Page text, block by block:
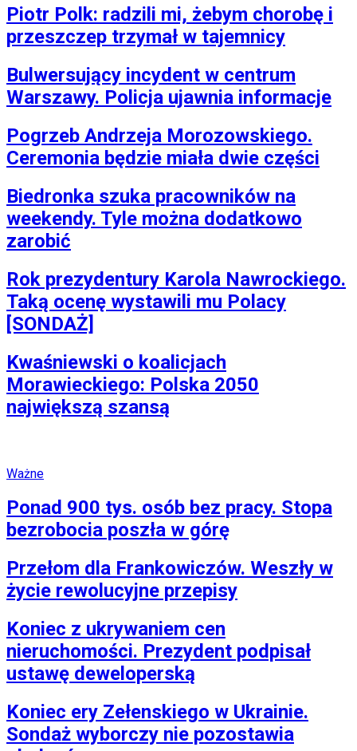
Piotr Polk: radzili mi, żebym chorobę i
przeszczep trzymał w tajemnicy
Bulwersujący incydent w centrum
Warszawy. Policja ujawnia informacje
Pogrzeb Andrzeja Morozowskiego.
Ceremonia będzie miała dwie części
Biedronka szuka pracowników na
weekendy. Tyle można dodatkowo
zarobić
Rok prezydentury Karola Nawrockiego.
Taką ocenę wystawili mu Polacy
[SONDAŻ]
Kwaśniewski o koalicjach
Morawieckiego: Polska 2050
największą szansą
Ważne
Ponad 900 tys. osób bez pracy. Stopa
bezrobocia poszła w górę
Przełom dla Frankowiczów. Weszły w
życie rewolucyjne przepisy
Koniec z ukrywaniem cen
nieruchomości. Prezydent podpisał
ustawę deweloperską
Koniec ery Zełenskiego w Ukrainie.
Sondaż wyborczy nie pozostawia